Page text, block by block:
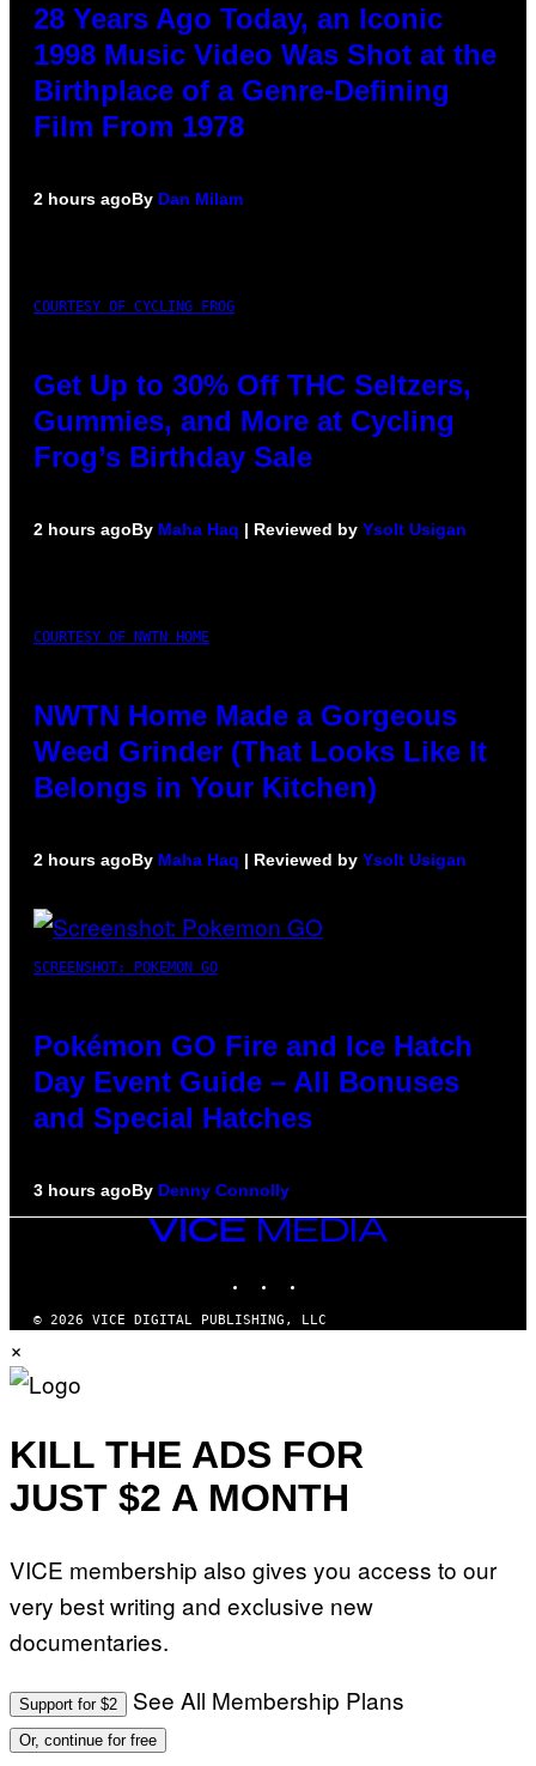
28 Years Ago Today, an Iconic
1998 Music Video Was Shot at the
Birthplace of a Genre-Defining
Film From 1978
2 hours agoBy Dan Milam
COURTESY OF CYCLING FROG
Get Up to 30% Off THC Seltzers,
Gummies, and More at Cycling
Frog’s Birthday Sale
2 hours agoBy Maha Haq | Reviewed by Ysolt Usigan
COURTESY OF NWTN HOME
NWTN Home Made a Gorgeous
Weed Grinder (That Looks Like It
Belongs in Your Kitchen)
2 hours agoBy Maha Haq | Reviewed by Ysolt Usigan
SCREENSHOT: POKEMON GO
Pokémon GO Fire and Ice Hatch
Day Event Guide – All Bonuses
and Special Hatches
3 hours agoBy Denny Connolly
VICE
MEDIA
© 2026 VICE DIGITAL PUBLISHING, LLC
×
KILL THE ADS FOR
JUST $2 A MONTH
VICE membership also gives you access to our
very best writing and exclusive new
documentaries.
Support for $2 See All Membership Plans
Or, continue for free